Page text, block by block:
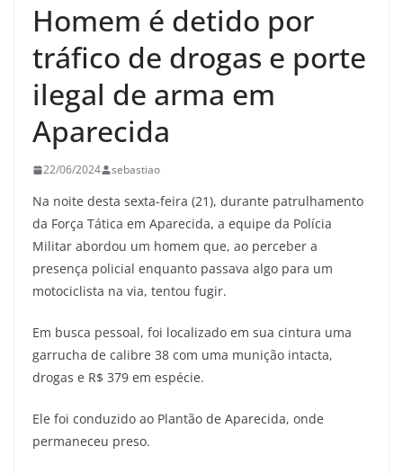
Homem é detido por
tráfico de drogas e porte
ilegal de arma em
Aparecida
22/06/2024 sebastiao
Na noite desta sexta-feira (21), durante patrulhamento
da Força Tática em Aparecida, a equipe da Polícia
Militar abordou um homem que, ao perceber a
presença policial enquanto passava algo para um
motociclista na via, tentou fugir.
Em busca pessoal, foi localizado em sua cintura uma
garrucha de calibre 38 com uma munição intacta,
drogas e R$ 379 em espécie.
Ele foi conduzido ao Plantão de Aparecida, onde
permaneceu preso.